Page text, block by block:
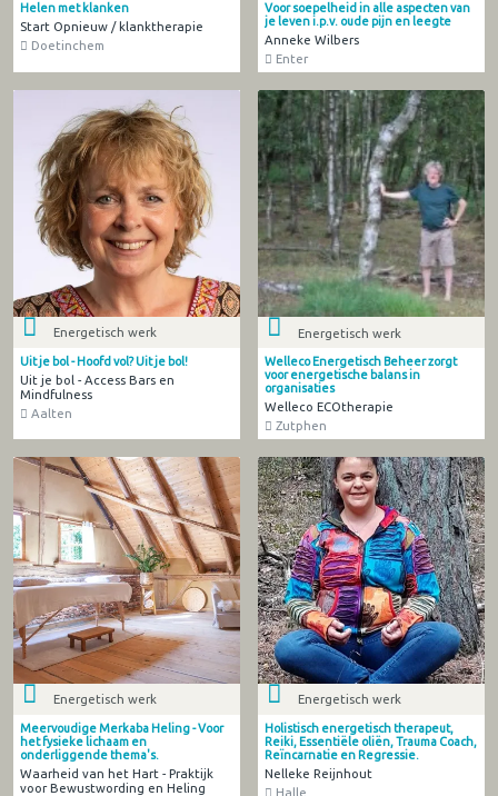
Helen met klanken
Start Opnieuw / klanktherapie
Doetinchem
Voor soepelheid in alle aspecten van
je leven i.p.v. oude pijn en leegte
Anneke Wilbers
Enter
Energetisch werk
Uit je bol - Hoofd vol? Uit je bol!
Uit je bol - Access Bars en
Mindfulness
Aalten
Energetisch werk
Welleco Energetisch Beheer zorgt
voor energetische balans in
organisaties
Welleco ECOtherapie
Zutphen
Energetisch werk
Meervoudige Merkaba Heling - Voor
het fysieke lichaam en
onderliggende thema's.
Waarheid van het Hart - Praktijk
voor Bewustwording en Heling
Energetisch werk
Holistisch energetisch therapeut,
Reiki, Essentiële oliën, Trauma Coach,
Reïncarnatie en Regressie.
Nelleke Reijnhout
Halle